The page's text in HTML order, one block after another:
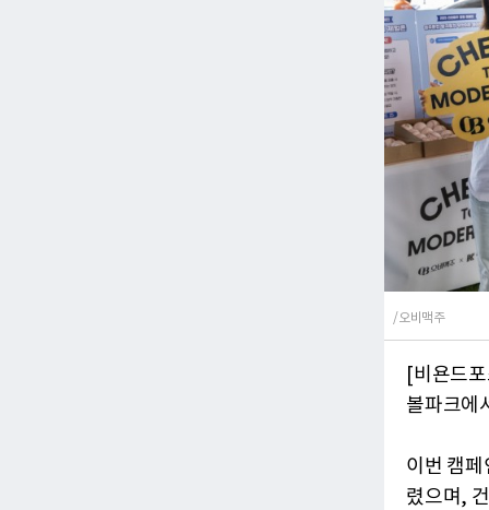
/오비맥주
[비욘드
볼파크에
이번 캠
렸으며,